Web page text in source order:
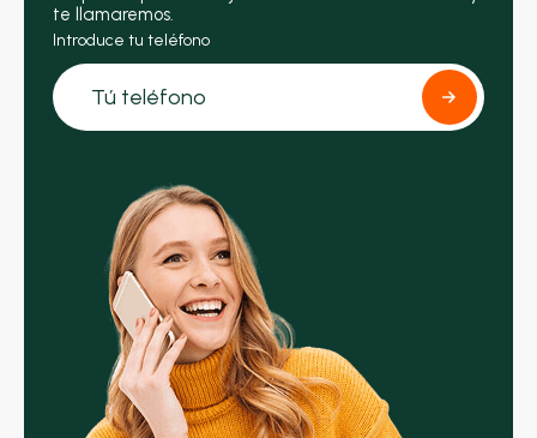
te llamaremos.
Introduce tu teléfono